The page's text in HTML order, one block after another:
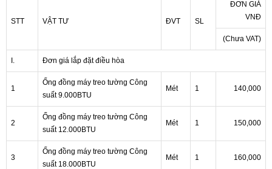
STT VẬT TƯ ĐVT SL
ĐƠN GIÁ
VNĐ
(Chưa VAT)
I. Đơn giá lắp đặt điều hòa
1
Ống đồng máy treo tường Công
suất 9.000BTU
Mét 1 140,000
2
Ống đồng máy treo tường Công
suất 12.000BTU
Mét 1 150,000
3
Ống đồng máy treo tường Công
suất 18.000BTU
Mét 1 160,000